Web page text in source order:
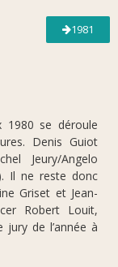
1981
1980 se déroule
Denis Guiot
Jeury/Angelo
Il ne reste donc
Griset et Jean-
Robert Louit,
de l’année à